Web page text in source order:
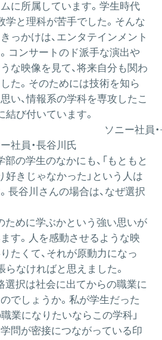
に所属しています。学生時代
学と理科が苦手でした。そんな
っかけは、エンタテインメント
コンサートのド派手な演出や
な映像を見て、将来自分も関わ
た。そのためには技術を知ら
い、情報系の学科を専攻したこ
結び付いています。
社員・長谷川氏
の学生のなかにも、「もともと
好きじゃなかった」という人は
長谷川さんの場合は、なぜ選択
ために学ぶかという強い思いが
す。人を感動させるような映
たくて、それが原動力になっ
らなければと思えました。
選択は社会に出てからの職業に
でしょうか。私が学生だった
業になりたいならこの学科」
問が密接につながっている印